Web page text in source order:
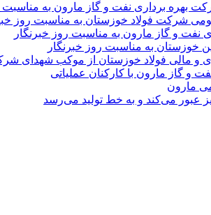
بهره برداری نفت و گاز مارون به مناسبت
شرکت فولاد خوزستان به مناسبت روز
نفت و گاز مارون به مناسبت روز خبرنگار
خوزستان به مناسبت روز خبرنگار
و مالی فولاد خوزستان از موکب شهدای
و گاز مارون با کارکنان عملیاتی
مارون
عبور می‌کند و به خط تولید می‌رسد